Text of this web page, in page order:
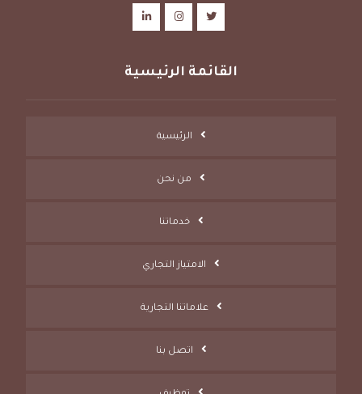
القائمة الرئيسية
الرئيسية
من نحن
خدماتنا
الامتياز التجاري
علاماتنا التجارية
اتصل بنا